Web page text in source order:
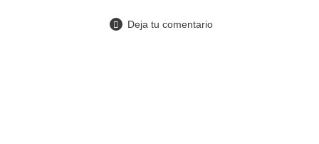
Deja tu comentario